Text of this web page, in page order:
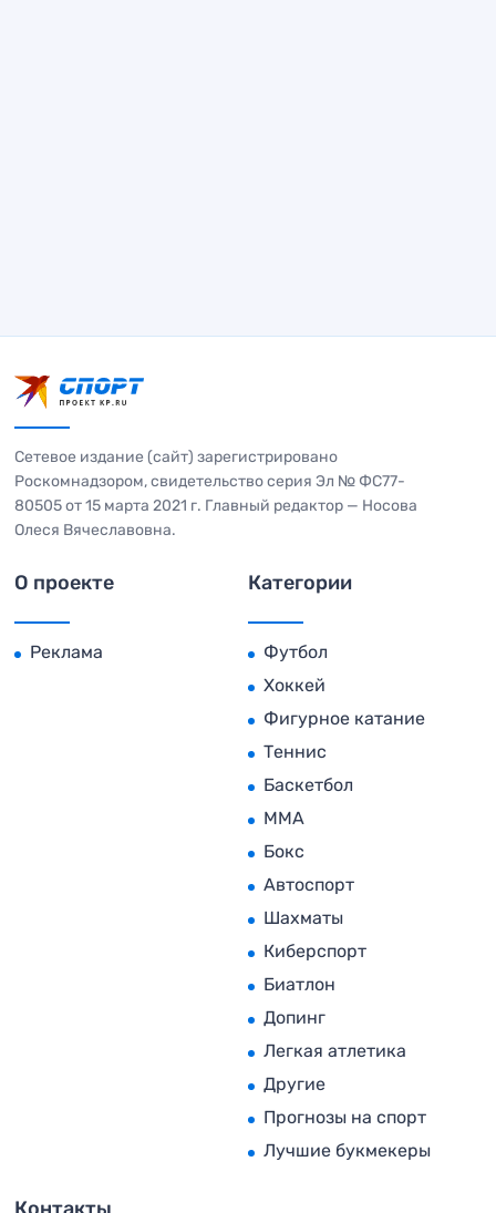
Сетевое издание (сайт) зарегистрировано
Роскомнадзором, свидетельство серия Эл № ФС77-
80505 от 15 марта 2021 г. Главный редактор — Носова
Олеся Вячеславовна.
О проекте
Реклама
Категории
Футбол
Хоккей
Фигурное катание
Теннис
Баскетбол
MMA
Бокс
Автоспорт
Шахматы
Киберспорт
Биатлон
Допинг
Легкая атлетика
Другие
Прогнозы на спорт
Лучшие букмекеры